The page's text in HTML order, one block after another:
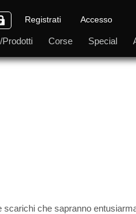
Prodotti Corse Special
Registrati Accesso
scarichi che sapranno